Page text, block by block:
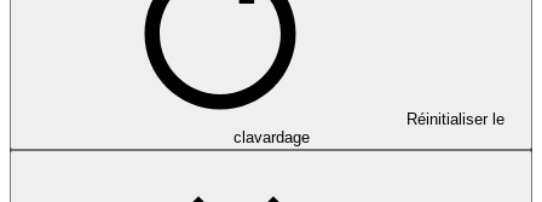
Réinitialiser le
clavardage